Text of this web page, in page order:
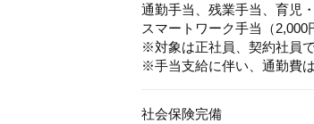
通勤手当、残業手当、育児
スマートワーク手当（2,000
※対象は正社員、契約社員
※手当支給に伴い、通勤費
社会保険完備